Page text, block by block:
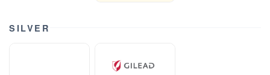
SILVER